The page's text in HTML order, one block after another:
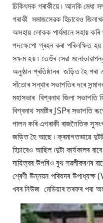
চিকিৎসক গৰাকীয়ে ৷ আনকি মেধা
গৰাকী সমাজসেৱক হিচাবেও
অসহায় লোকক পাৰ্যমানে সহায়
পদক্ষেপো গ্ৰহন কৰা পৰিলক্ষিত
সক্ষম হয় ৷ তেওঁৰ সেৱা
অনুষ্ঠান প্ৰতিষ্ঠানৰ জড়িত হৈ পৰা
সাঁতোৰ সন্থাৰ সভাপতিৰ দৰে
মহাসভাৰ বিশ্বনাথ জিলা সভাপতি
বিশ্বনাথ সমষ্টিৰ JSPৰ সভাপতি
পালন কৰি এগৰাকী ৰাজনৈতিক
জড়িত হৈ আছে ৷ ক্ৰমাগতভাৱে
হিচাবেও আছিল ৷দুটা কাৰ্যকালৰ
দায়িত্বৰ উপৰিও বুথ সৱলীকৰণৰ
শ্ৰেণী উন্নয়ন পৰিষদৰ
খবৰ নিউজ মেডিয়াৰ তৰফৰ পৰা